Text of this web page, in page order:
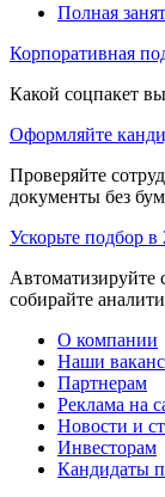
Полная
Корпоративная
Какой соцпакет
Оформляйте
Проверяйте
документы без
Ускорьте подбор в
Автоматизируйте
собирайте
О компании
Наши
Партнерам
Реклама на
Новости и
Инвесторам
Кандидаты